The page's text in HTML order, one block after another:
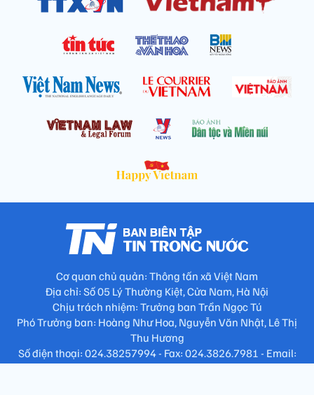
Cơ quan chủ quản: Thông tấn xã Việt Nam
Địa chỉ: Số 05 Lý Thường Kiệt, Cửa Nam, Hà Nội
Chịu trách nhiệm: Trưởng ban Trần Ngọc Tú
Phó Trưởng ban: Hoàng Như Hoa, Nguyễn Văn Nhật, Lê Thị
Thu Hương
Số điện thoại: 024.38257994 - Fax: 024.3826.7981 - Email:
tap.phongbien@gmail.com